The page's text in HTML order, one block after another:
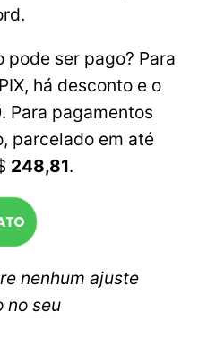
pode ser pago? Para
há desconto e o
. Para pagamentos
parcelado em até
248,81.
nenhum ajuste
no seu